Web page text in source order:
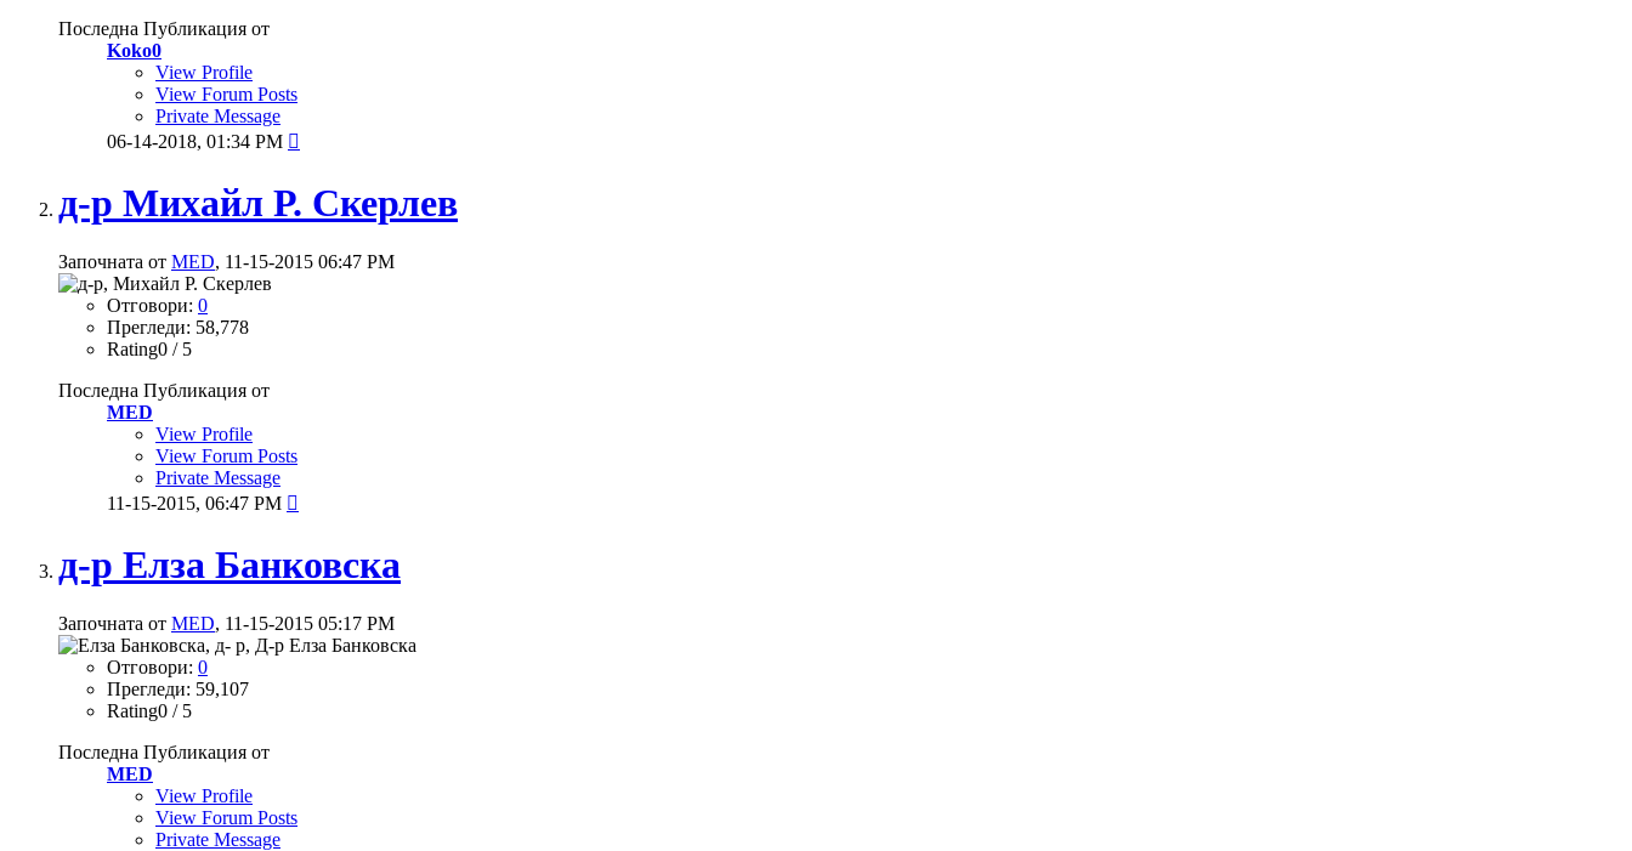
Последна Публикация от
Koko0
View Profile
View Forum Posts
Private Message
06-14-2018, 01:34 PM 
д-р Михайл Р. Скерлев
Започната от MED, 11-15-2015 06:47 PM
Отговори: 0
Прегледи: 58,778
Rating0 / 5
Последна Публикация от
MED
View Profile
View Forum Posts
Private Message
11-15-2015, 06:47 PM 
д-р Елза Банковска
Започната от MED, 11-15-2015 05:17 PM
Отговори: 0
Прегледи: 59,107
Rating0 / 5
Последна Публикация от
MED
View Profile
View Forum Posts
Private Message